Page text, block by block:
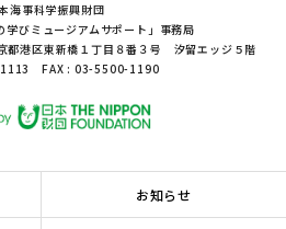
海事科学振興財団
学びミュージアムサポート」事務局
都港区東新橋１丁目８番３号 汐留エッジ５階
FAX : 03-5500-1190
お知らせ